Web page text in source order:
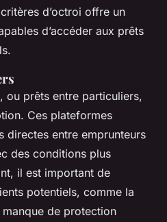
d’octroi offre un
d’accéder aux prêts
, ou prêts entre particuliers,
Ces plateformes
directes entre emprunteurs
des conditions plus
il est important de
potentiels, comme la
de protection